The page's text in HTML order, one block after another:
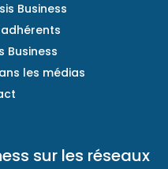
Business
Business
les médias
sur les réseaux